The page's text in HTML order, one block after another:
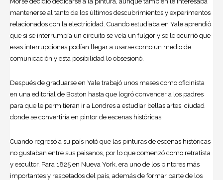
mantenerse al tanto de los últimos descubrimientos y experimentos
relacionados con la electricidad. Cuando estudiaba en Yale aprendió
que si se interrumpía un circuito se veía un fulgor y se le ocurrió que
esas interrupciones podían llegar a usarse como un medio de
comunicación y esta posibilidad lo obsesionó.
Después de graduarse en Yale trabajó unos meses como oficinista
en una editorial de Boston hasta que logró convencer a los padres
para que le permitieran ir a Londres a estudiar bellas artes, ciudad
donde se convertiría en pintor de escenas históricas.
Cuando regresó a su país notó que las pinturas de escenas históricas
no gustaban entre sus paisanos, por lo que comenzó como retratista
y escultor. Para 1825 en Nueva York, era uno de los pintores más
importantes y respetados del país, además de formar parte de los